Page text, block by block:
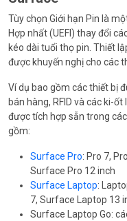
Tùy chọn Giới hạn Pin là
Hợp nhất (UEFI) thay đổi
kéo dài tuổi thọ pin. Thiết
được khuyến nghị cho các
Ví dụ bao gồm các thiết bị
bán hàng, RFID và các ki-ốt
được tích hợp sẵn trong
gồm:
Surface Pro: Pro 7,
Surface Pro 12 inch
Surface Laptop:
7, Surface Laptop 13
Surface Laptop Go: